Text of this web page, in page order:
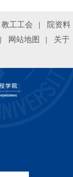
教工工会 |
院资料
| 网站地图 |
关于